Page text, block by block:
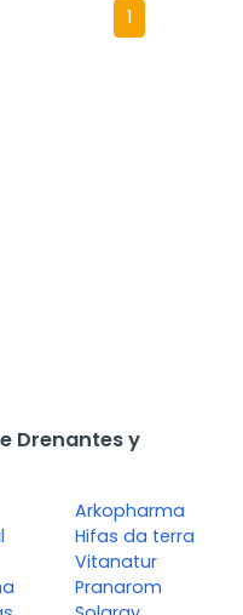
1
Drenantes y
Arkopharma
Hifas da terra
Vitanatur
Pranarom